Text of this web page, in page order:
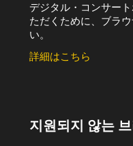
デジタル・コンサー
ただくために、ブラ
い。
詳細はこちら
지원되지 않는